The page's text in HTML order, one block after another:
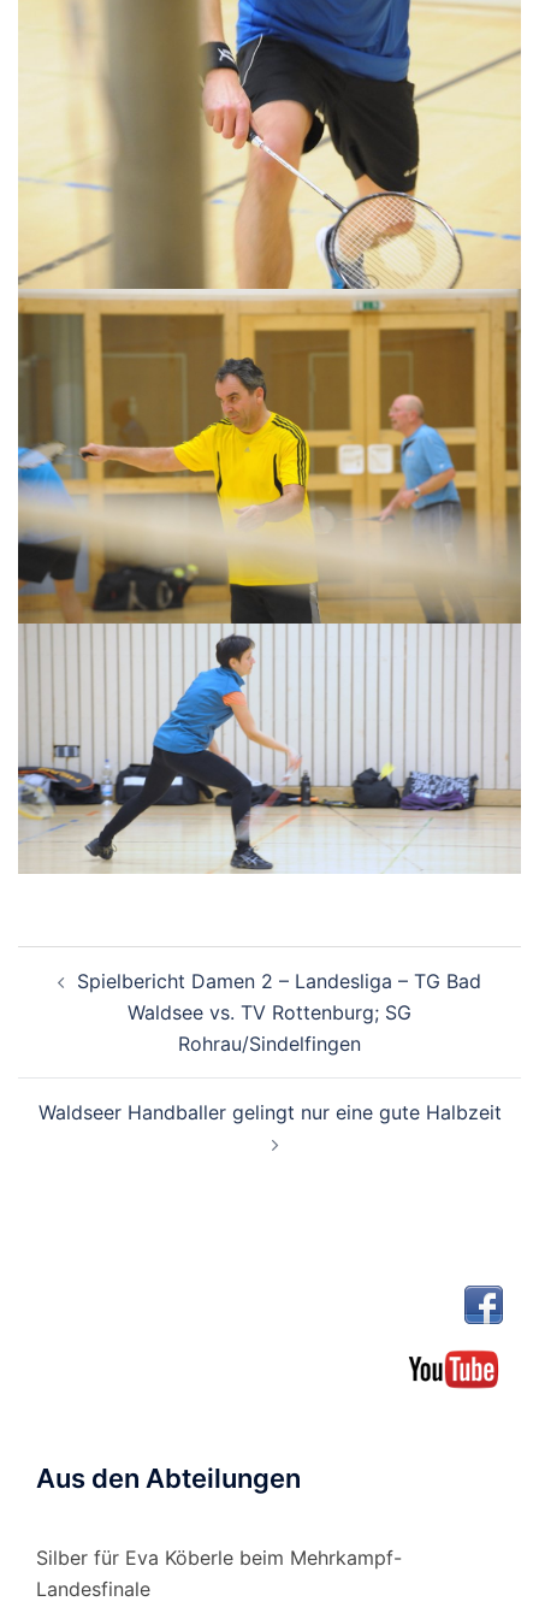
Spielbericht Damen 2 – Landesliga – TG Bad
Waldsee vs. TV Rottenburg; SG
Rohrau/Sindelfingen
Waldseer Handballer gelingt nur eine gute Halbzeit
Aus den Abteilungen
Silber für Eva Köberle beim Mehrkampf-
Landesfinale